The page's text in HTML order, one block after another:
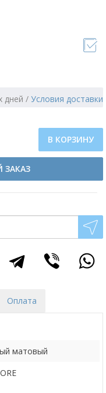
дней / Условия доставки
В КОРЗИНУ
ЗАКАЗ
Оплата
матовый